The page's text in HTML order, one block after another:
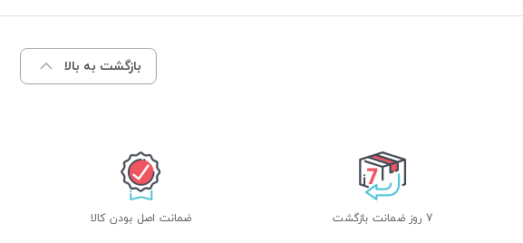
بازگشت به بالا
7 روز ضمانت بازگشت ضمانت اصل بودن کالا